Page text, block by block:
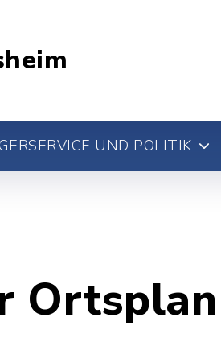
UND POLITIK
Ortsplan